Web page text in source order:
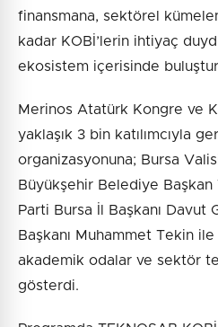
finansmana, sektörel
kadar KOBİ’lerin ihtiyaç
ekosistem içerisinde
Merinos Atatürk Kongre ve
yaklaşık 3 bin katılımcıyla
organizasyonuna; Bursa
Büyükşehir Belediye Başkan
Parti Bursa İl Başkanı Davut
Başkanı Muhammet Tekin
akademik odalar ve sektör
gösterdi.